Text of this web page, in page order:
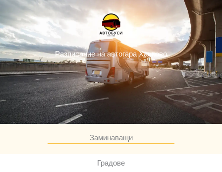
content
Разписание на автогара Хасково
Заминаващи
Градове